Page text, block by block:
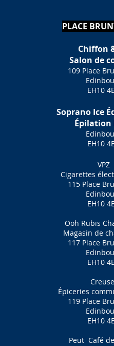
PLACE
Chiffon
Salon de
109 Place
EH10
Soprano Ice
Épilation
EH10
VPZ
Cigarettes
115 Place
EH10
Ooh Rubis
Magasin de
117 Place
EH10
Épiceries
119 Place
EH10
Peut Café